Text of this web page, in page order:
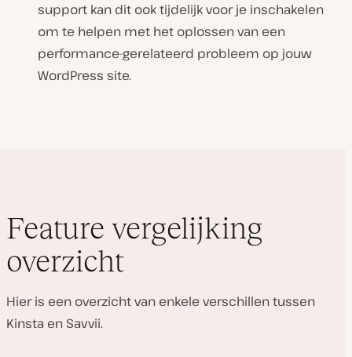
support kan dit ook tijdelijk voor je inschakelen
om te helpen met het oplossen van een
performance-gerelateerd probleem op jouw
WordPress site.
Feature vergelijking
overzicht
Hier is een overzicht van enkele verschillen tussen
Kinsta en Savvii.